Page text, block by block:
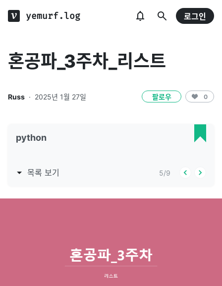
yemurf.log 로그인
혼공파_3주차_리스트
Russ · 2025년 1월 27일 팔로우 0
python
목록 보기 5/9